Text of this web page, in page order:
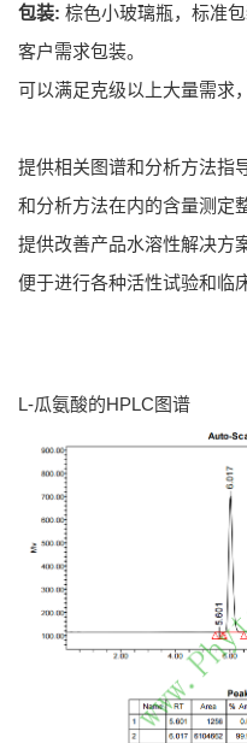
包装: 棕色小玻璃瓶，标准
客户需求包装。
可以满足克级以上大量需求
提供相关图谱和分析方法指
和分析方法在内的含量测定
提供改善产品水溶性解决方
便于进行各种活性试验和临
L-瓜氨酸的HPLC图谱